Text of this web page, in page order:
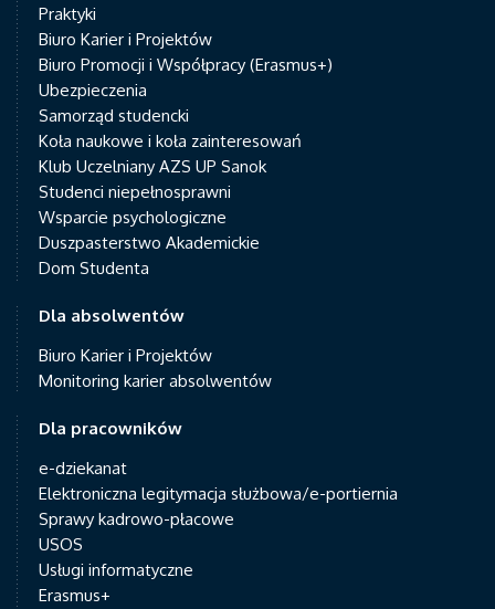
Praktyki
Biuro Karier i Projektów
Biuro Promocji i Współpracy (Erasmus+)
Ubezpieczenia
Samorząd studencki
Koła naukowe i koła zainteresowań
Klub Uczelniany AZS UP Sanok
Studenci niepełnosprawni
Wsparcie psychologiczne
Duszpasterstwo Akademickie
Dom Studenta
Dla absolwentów
Biuro Karier i Projektów
Monitoring karier absolwentów
Dla pracowników
e-dziekanat
Elektroniczna legitymacja służbowa/e-portiernia
Sprawy kadrowo-płacowe
USOS
Usługi informatyczne
Erasmus+